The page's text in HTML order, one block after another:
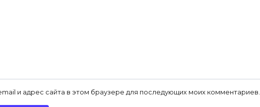
и адрес сайта в этом браузере для последующих моих комментариев.